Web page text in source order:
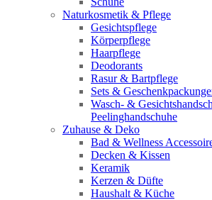
Naturkosmetik & Pflege
Gesichtspflege
Körperpflege
Haarpflege
Deodorants
Rasur & Bartpflege
Sets &
Wasch‑ &
Peelinghandschuhe
Zuhause & Deko
Bad & Wellness
Decken & Kissen
Keramik
Kerzen & Düfte
Haushalt & Küche